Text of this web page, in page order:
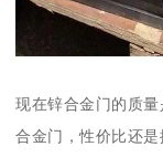
现在锌合金门的质
合金门，性价比还